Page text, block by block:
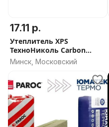
17.11 р.
Утеплитель XPS
ТехноНиколь Carbon
PROF 100мм
Минск, Московский